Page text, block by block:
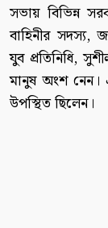
সভায় বিভিন্ন
বাহিনীর সদস্য,
যুব প্রতিনিধি,
মানুষ অংশ নেন।
উপস্থিত ছিলেন।